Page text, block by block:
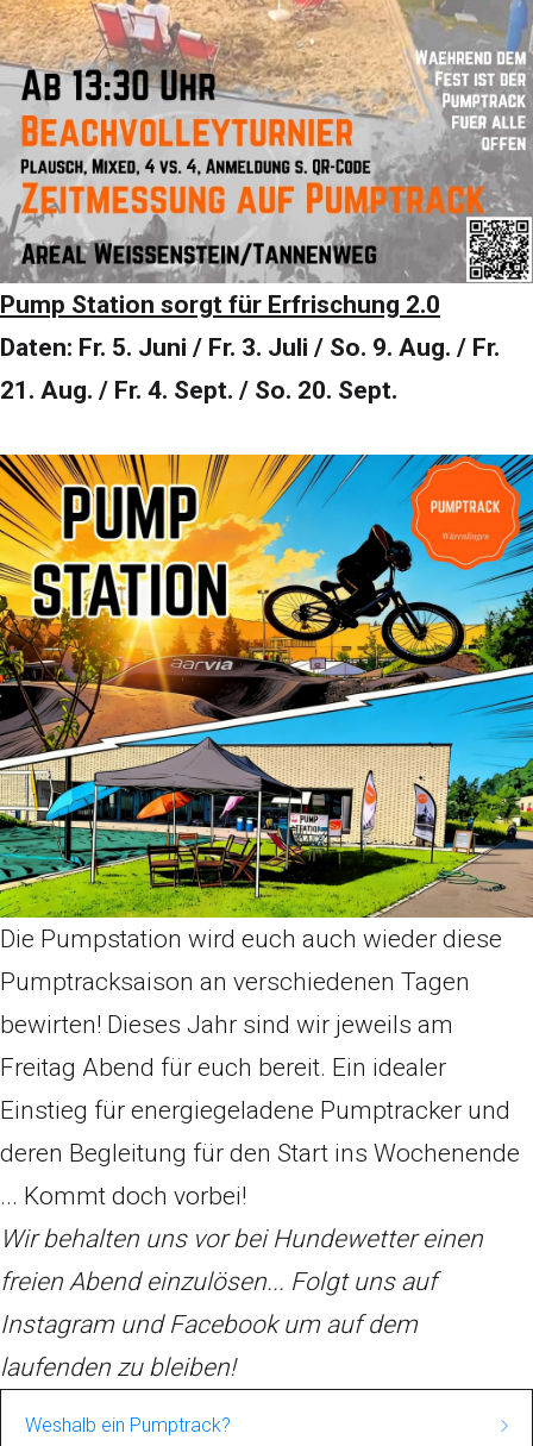
Pump Station sorgt für Erfrischung 2.0
Daten: Fr. 5. Juni / Fr. 3. Juli / So. 9. Aug. / Fr.
21. Aug. / Fr. 4. Sept. / So. 20. Sept.
Die Pumpstation wird euch auch wieder diese
Pumptracksaison an verschiedenen Tagen
bewirten! Dieses Jahr sind wir jeweils am
Freitag Abend für euch bereit. Ein idealer
Einstieg für energiegeladene Pumptracker und
deren Begleitung für den Start ins Wochenende
... Kommt doch vorbei!
Wir behalten uns vor bei Hundewetter einen
freien Abend einzulösen... Folgt uns auf
Instagram und Facebook um auf dem
laufenden zu bleiben!
Weshalb ein Pumptrack?